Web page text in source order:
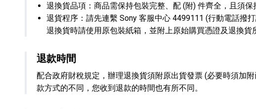
退換貨品項：商品需保持包裝完整、配 (附) 件齊全，且須
退貨程序：請先連繫 Sony 客服中心 4499111 (行動電話撥
退換貨時請使用原包裝紙箱，並附上原始購買憑證及退換
退款時間
配合政府財稅規定，辦理退換貨須附原出貨發票 (必要時須加
款方式的不同，您收到退款的時間也有所不同。